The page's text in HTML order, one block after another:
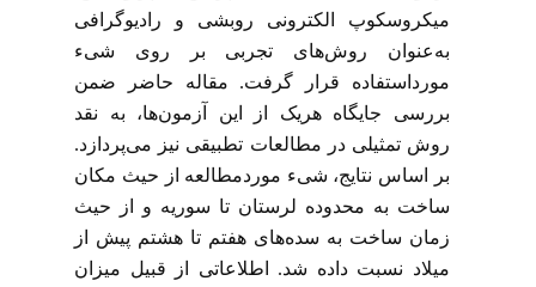
میکروسکوپ الکترونی روبشی و رادیوگرافی
به‌عنوان روش‌های تجربی بر روی شیء
مورداستفاده قرار گرفت. مقاله حاضر ضمن
بررسی جایگاه هریک از این آزمون‌ها، به نقد
روش تمثیلی در مطالعات تطبیقی نیز می‌پردازد.
بر اساس نتایج، شیء موردمطالعه از حیث مکان
ساخت به محدوده لرستان تا سوریه و از حیث
زمان ساخت به سده‌های هفتم تا هشتم پیش از
میلاد نسبت داده شد. اطلاعاتی از قبیل میزان